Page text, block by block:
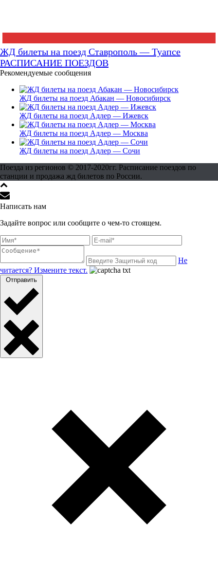
ЖД билеты на поезд Ставрополь — Туапсе
РАСПИСАНИЕ ПОЕЗДОВ
Рекомендуемые сообщения
ЖД билеты на поезд Абакан — Новосибирск
ЖД билеты на поезд Адлер — Ижевск
ЖД билеты на поезд Адлер — Москва
ЖД билеты на поезд Адлер — Сочи
Поезда из регионов © 2017-2020гг. Расписание поездов по
станции и продажа жд билетов по России.
Написать нам
Задайте вопрос или сообщите о чем-то стоящем.
Не
читается? Измените текст.
Отправить